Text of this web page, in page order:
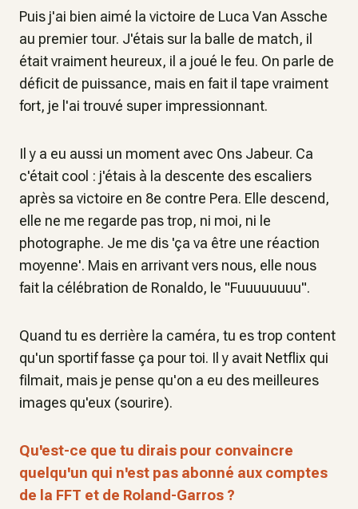
Puis j'ai bien aimé la victoire de Luca Van Assche
au premier tour. J'étais sur la balle de match, il
était vraiment heureux, il a joué le feu. On parle de
déficit de puissance, mais en fait il tape vraiment
fort, je l'ai trouvé super impressionnant.
Il y a eu aussi un moment avec Ons Jabeur. Ca
c'était cool : j'étais à la descente des escaliers
après sa victoire en 8e contre Pera. Elle descend,
elle ne me regarde pas trop, ni moi, ni le
photographe. Je me dis 'ça va être une réaction
moyenne'. Mais en arrivant vers nous, elle nous
fait la célébration de Ronaldo, le "Fuuuuuuuu".
Quand tu es derrière la caméra, tu es trop content
qu'un sportif fasse ça pour toi. Il y avait Netflix qui
filmait, mais je pense qu'on a eu des meilleures
images qu'eux (sourire).
Qu'est-ce que tu dirais pour convaincre
quelqu'un qui n'est pas abonné aux comptes
de la FFT et de Roland-Garros ?